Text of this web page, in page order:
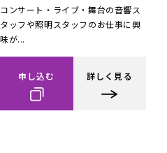
コンサート・ライブ・舞台の音響ス
タッフや照明スタッフのお仕事に興
味が...
申し込む 詳しく見る